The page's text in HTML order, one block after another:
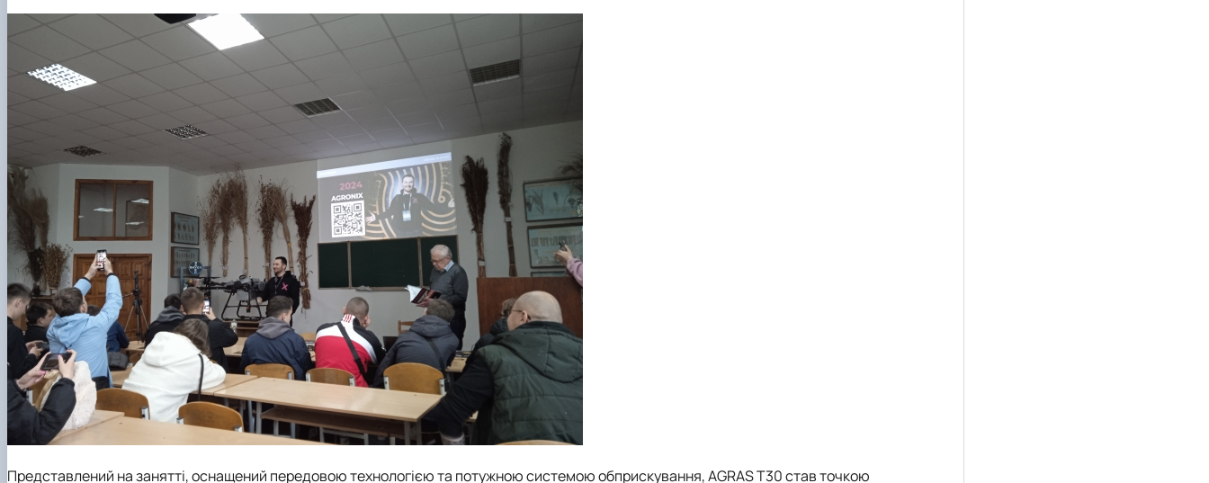
Представлений на занятті, оснащений передовою технологією та потужною системою обприскування, AGRAS T30 став точкою